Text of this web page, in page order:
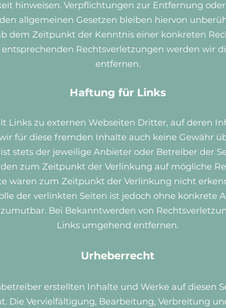
hinweisen. Verpflichtungen zur Entfernung
allgemeinen Gesetzen bleiben hiervon
dem Zeitpunkt der Kenntnis einer konkreten
Rechtsverletzungen werden wir
entfernen.
Haftung für Links
Links zu externen Webseiten Dritter, auf deren
für diese fremden Inhalte auch keine Gewähr
stets der jeweilige Anbieter oder Betreiber der
zum Zeitpunkt der Verlinkung auf mögliche
waren zum Zeitpunkt der Verlinkung nicht
der verlinkten Seiten ist jedoch ohne konkrete
Bei Bekanntwerden von
Links umgehend entfernen.
Urheberrecht
erstellten Inhalte und Werke auf diesen
Die Vervielfältigung, Bearbeitung, Verbreitung